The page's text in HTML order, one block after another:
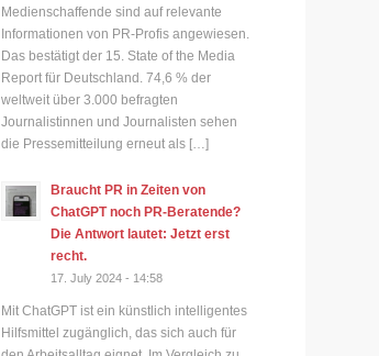
Medienschaffende sind auf relevante
Informationen von PR-Profis angewiesen.
Das bestätigt der 15. State of the Media
Report für Deutschland. 74,6 % der
weltweit über 3.000 befragten
Journalistinnen und Journalisten sehen
die Pressemitteilung erneut als […]
Braucht PR in Zeiten von
ChatGPT noch PR-Beratende?
Die Antwort lautet: Jetzt erst
recht.
17. July 2024 - 14:58
Mit ChatGPT ist ein künstlich intelligentes
Hilfsmittel zugänglich, das sich auch für